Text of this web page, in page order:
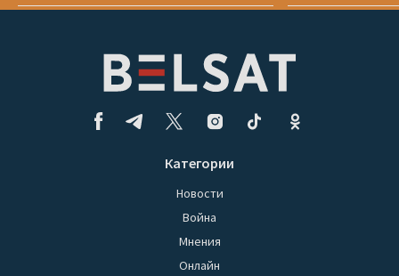
Категории
Новости
Война
Мнения
Онлайн